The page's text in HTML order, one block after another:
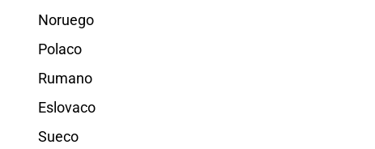
Noruego
Polaco
Rumano
Eslovaco
Sueco